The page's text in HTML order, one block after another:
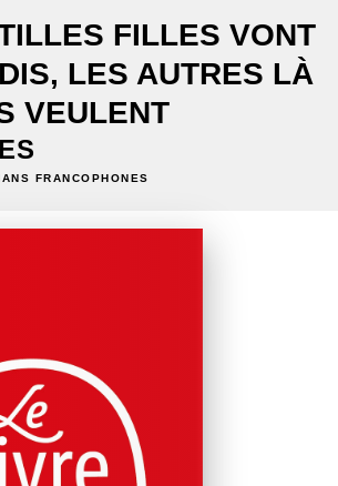
FILLES VONT
LES AUTRES LÀ
VEULENT
FRANCOPHONES